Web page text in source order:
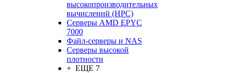
высокопроизводительных
вычислений (HPC)
Серверы AMD EPYC
7000
Файл-серверы и NAS
Серверы высокой
плотности
+ ЕЩЕ 7